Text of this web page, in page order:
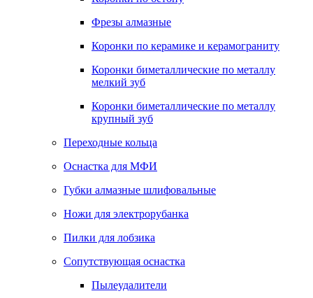
Фрезы алмазные
Коронки по керамике и керамограниту
Коронки биметаллические по металлу
мелкий зуб
Коронки биметаллические по металлу
крупный зуб
Переходные кольца
Оснастка для МФИ
Губки алмазные шлифовальные
Ножи для электрорубанка
Пилки для лобзика
Сопутствующая оснастка
Пылеудалители